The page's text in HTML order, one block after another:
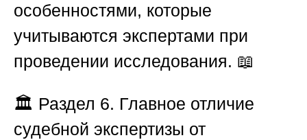
особенностями, которые
учитываются экспертами при
проведении исследования. 📖
🏛️ Раздел 6. Главное отличие
судебной экспертизы от